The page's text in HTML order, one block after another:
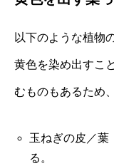
以下のような植物
黄色を染め出すこ
むものもあるため
玉ねぎの皮／葉
る。